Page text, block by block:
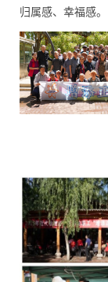
归属感、幸福感。